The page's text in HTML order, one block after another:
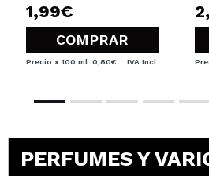
1,99€
COMPRAR
Precio x 100 ml: 0,80€ IVA Incl.
PERFUMES Y